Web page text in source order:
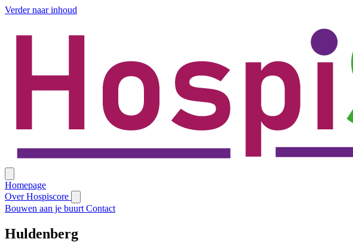
Verder naar inhoud
Homepage
Over Hospiscore
Bouwen aan je buurt Contact
Huldenberg